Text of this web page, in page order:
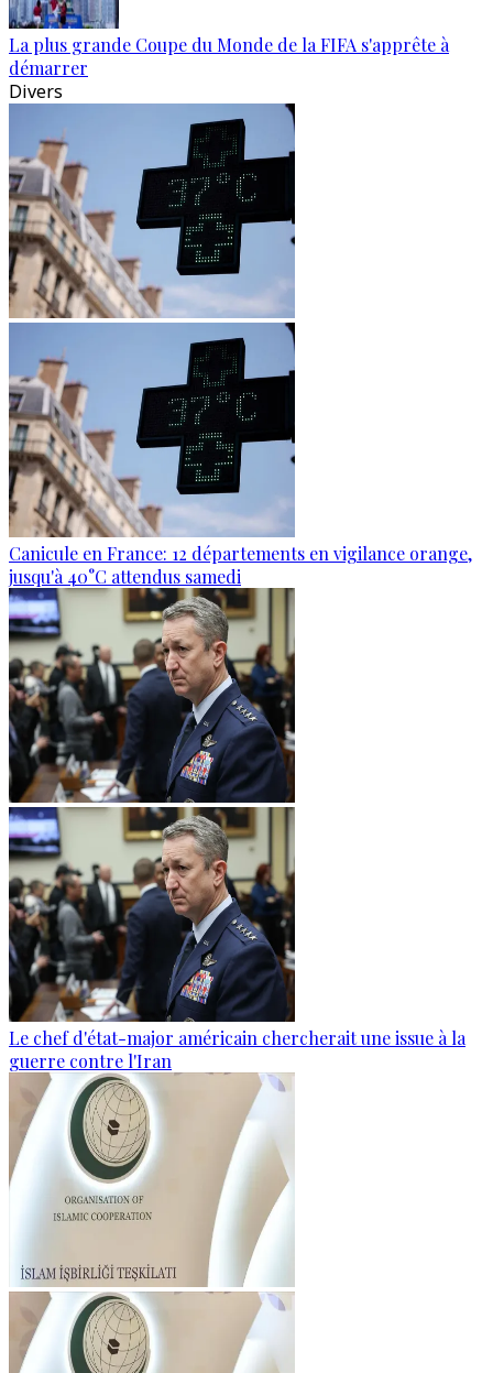
La plus grande Coupe du Monde de la FIFA s'apprête à
démarrer
Divers
Canicule en France: 12 départements en vigilance orange,
jusqu'à 40°C attendus samedi
Le chef d'état-major américain chercherait une issue à la
guerre contre l'Iran